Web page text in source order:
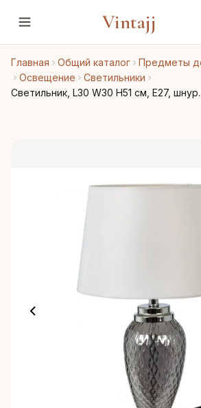
Vintajj
Главная Общий каталог
Предметы
Освещение
Светильники
Светильник, L30 W30 H51 см, Е27,